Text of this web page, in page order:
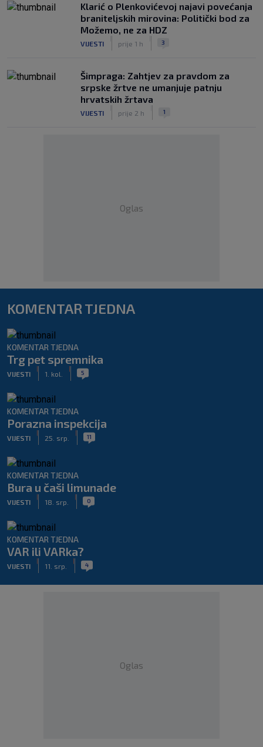
Klarić o Plenkovićevoj najavi povećanja
braniteljskih mirovina: Politički bod za
Možemo, ne za HDZ
VIJESTI prije 1 h 3
Šimpraga: Zahtjev za pravdom za
srpske žrtve ne umanjuje patnju
hrvatskih žrtava
VIJESTI prije 2 h 1
Oglas
KOMENTAR TJEDNA
KOMENTAR TJEDNA
Trg pet spremnika
VIJESTI 1. kol. 5
KOMENTAR TJEDNA
Porazna inspekcija
VIJESTI 25. srp. 11
KOMENTAR TJEDNA
Bura u čaši limunade
VIJESTI 18. srp. 0
KOMENTAR TJEDNA
VAR ili VARka?
VIJESTI 11. srp. 4
Oglas